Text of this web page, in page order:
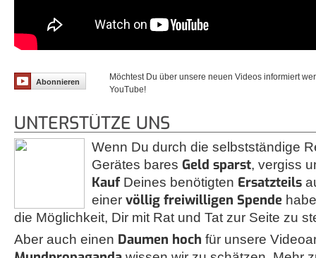
Abonnieren
Möchtest Du über unsere neuen Videos informiert
YouTube!
UNTERSTÜTZE UNS
Wenn Du durch die selbstständige
Gerätes bares Geld sparst, vergiss
Kauf Deines benötigten Ersatzteils
einer völlig freiwilligen Spende
die Möglichkeit, Dir mit Rat und Tat zur Seite zu
Aber auch einen Daumen hoch für unsere